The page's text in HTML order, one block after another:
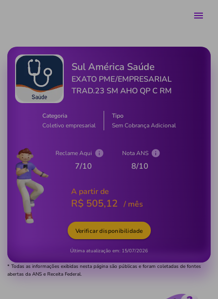
Sul América Saúde
EXATO PME/EMPRESARIAL
TRAD.23 SM AHO QP C RM
Categoria
Coletivo empresarial
Tipo
Sem Cobrança Adicional
A partir de
R$ 505,12 / mês
Reclame Aqui
7/10
Nota ANS
8/10
Última atualização em: 15/07/2026
Verificar disponibilidade
* Todas as informações exibidas nesta página são públicas e foram coletadas de fontes
abertas da ANS e Receita Federal.